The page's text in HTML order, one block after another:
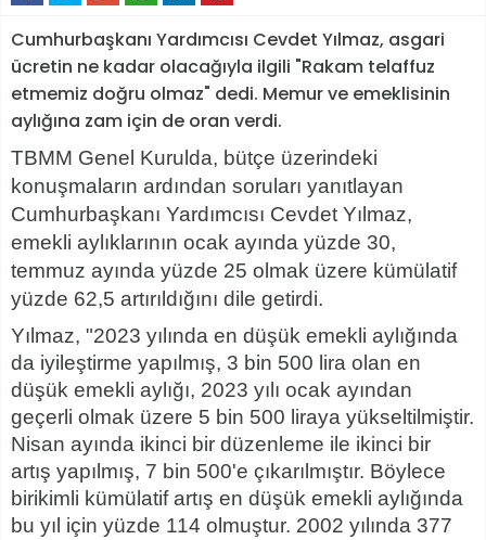
Cumhurbaşkanı Yardımcısı Cevdet Yılmaz, asgari
ücretin ne kadar olacağıyla ilgili "Rakam telaffuz
etmemiz doğru olmaz" dedi. Memur ve emeklisinin
aylığına zam için de oran verdi.
TBMM Genel Kurulda, bütçe üzerindeki
konuşmaların ardından soruları yanıtlayan
Cumhurbaşkanı Yardımcısı Cevdet Yılmaz,
emekli aylıklarının ocak ayında yüzde 30,
temmuz ayında yüzde 25 olmak üzere kümülatif
yüzde 62,5 artırıldığını dile getirdi.
Yılmaz, "2023 yılında en düşük emekli aylığında
da iyileştirme yapılmış, 3 bin 500 lira olan en
düşük emekli aylığı, 2023 yılı ocak ayından
geçerli olmak üzere 5 bin 500 liraya yükseltilmiştir.
Nisan ayında ikinci bir düzenleme ile ikinci bir
artış yapılmış, 7 bin 500'e çıkarılmıştır. Böylece
birikimli kümülatif artış en düşük emekli aylığında
bu yıl için yüzde 114 olmuştur. 2002 yılında 377